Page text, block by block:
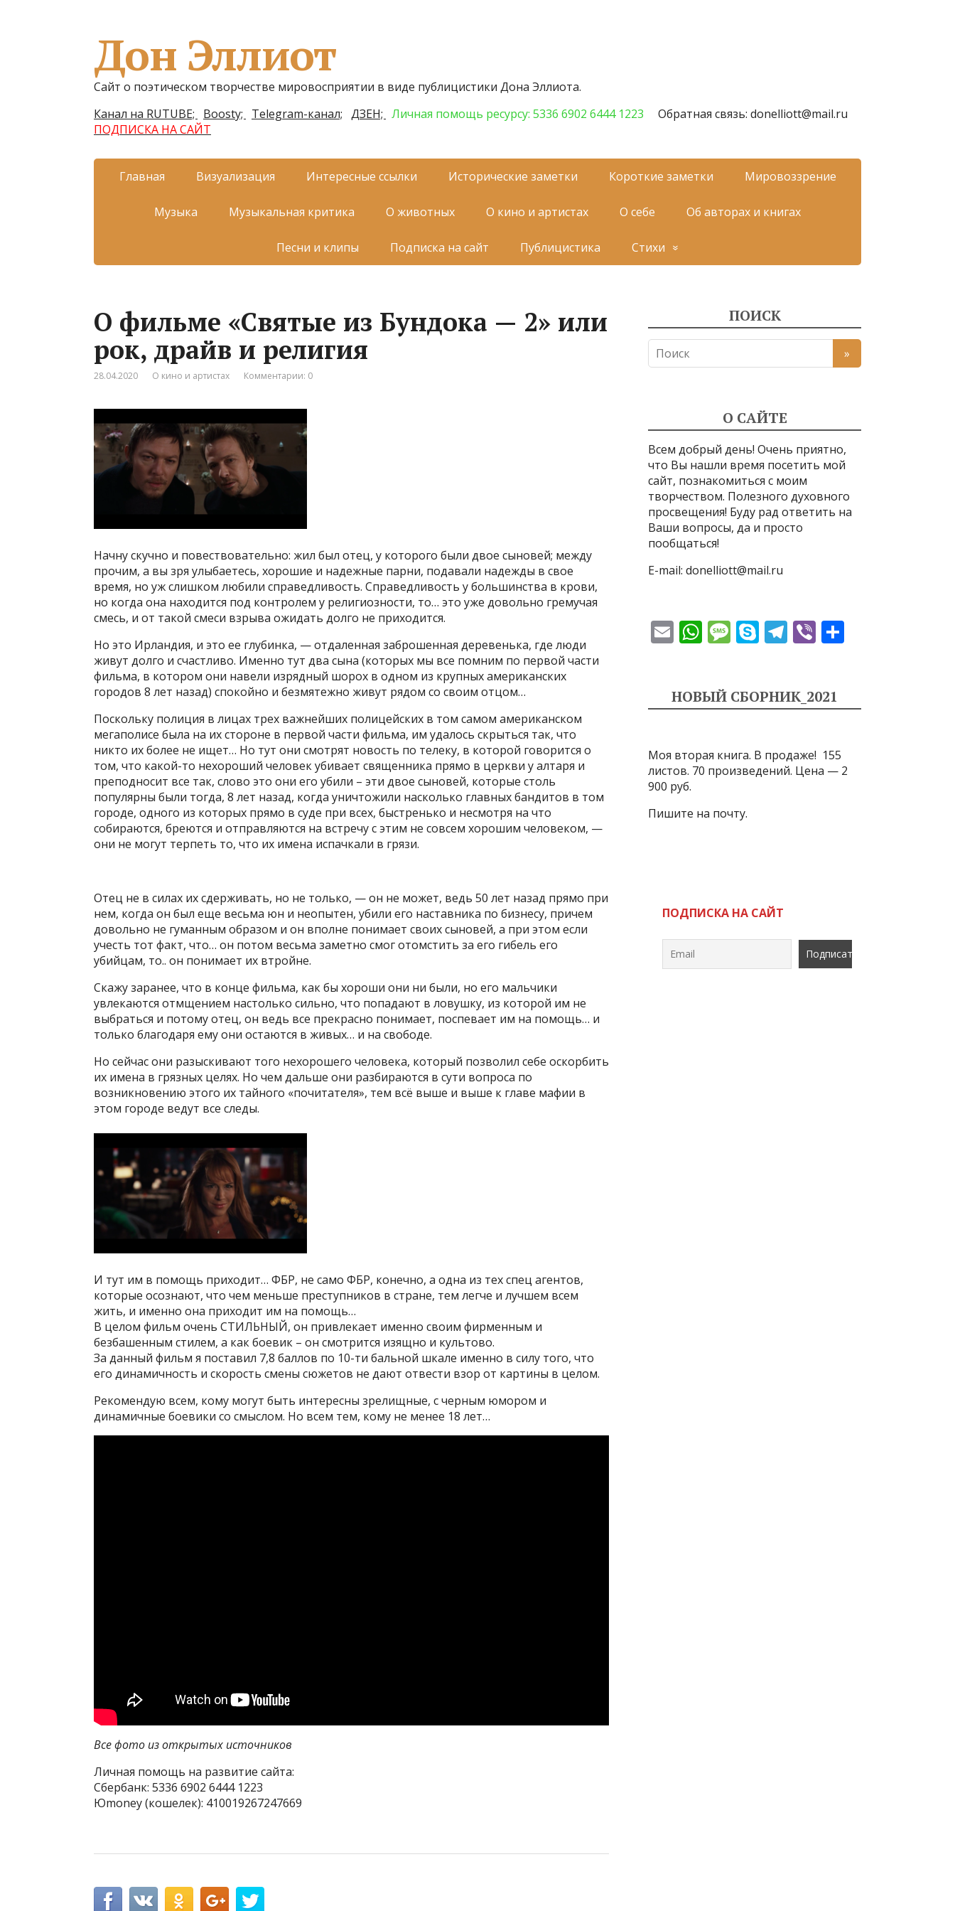
Дон Эллиот
Сайт о поэтическом творчестве мировосприятии в виде публицистики Дона Эллиота.
Канал на RUTUBE;
Boosty; Telegram-канал; ДЗЕН; Личная помощь ресурсу: 5336 6902 6444 1223
Обратная связь: donelliott@mail.ru
ПОДПИСКА НА САЙТ
Главная Визуализация Интересные ссылки Исторические заметки Короткие заметки Мировоззрение
Музыка Музыкальная критика О животных О кино и артистах О себе Об авторах и книгах
Песни и клипы Подписка на сайт Публицистика Стихи
О фильме «Святые из Бундока — 2» или
рок, драйв и религия
28.04.2020 О кино и артистах Комментарии: 0
Начну скучно и повествовательно: жил был отец, у которого были двое сыновей; между
прочим, а вы зря улыбаетесь, хорошие и надежные парни, подавали надежды в свое
время, но уж слишком любили справедливость. Справедливость у большинства в крови,
но когда она находится под контролем у религиозности, то… это уже довольно гремучая
смесь, и от такой смеси взрыва ожидать долго не приходится.
Но это Ирландия, и это ее глубинка, — отдаленная заброшенная деревенька, где люди
живут долго и счастливо. Именно тут два сына (которых мы все помним по первой части
фильма, в котором они навели изрядный шорох в одном из крупных американских
городов 8 лет назад) спокойно и безмятежно живут рядом со своим отцом…
Поскольку полиция в лицах трех важнейших полицейских в том самом американском
мегаполисе была на их стороне в первой части фильма, им удалось скрыться так, что
никто их более не ищет… Но тут они смотрят новость по телеку, в которой говорится о
том, что какой-то нехороший человек убивает священника прямо в церкви у алтаря и
преподносит все так, слово это они его убили – эти двое сыновей, которые столь
популярны были тогда, 8 лет назад, когда уничтожили насколько главных бандитов в том
городе, одного из которых прямо в суде при всех, быстренько и несмотря на что
собираются, бреются и отправляются на встречу с этим не совсем хорошим человеком, —
они не могут терпеть то, что их имена испачкали в грязи.
Отец не в силах их сдерживать, но не только, — он не может, ведь 50 лет назад прямо при
нем, когда он был еще весьма юн и неопытен, убили его наставника по бизнесу, причем
довольно не гуманным образом и он вполне понимает своих сыновей, а при этом если
учесть тот факт, что… он потом весьма заметно смог отомстить за его гибель его
убийцам, то.. он понимает их втройне.
Скажу заранее, что в конце фильма, как бы хороши они ни были, но его мальчики
увлекаются отмщением настолько сильно, что попадают в ловушку, из которой им не
выбраться и потому отец, он ведь все прекрасно понимает, поспевает им на помощь… и
только благодаря ему они остаются в живых… и на свободе.
Но сейчас они разыскивают того нехорошего человека, который позволил себе оскорбить
их имена в грязных целях. Но чем дальше они разбираются в сути вопроса по
возникновению этого их тайного «почитателя», тем всё выше и выше к главе мафии в
этом городе ведут все следы.
И тут им в помощь приходит… ФБР, не само ФБР, конечно, а одна из тех спец агентов,
которые осознают, что чем меньше преступников в стране, тем легче и лучшем всем
жить, и именно она приходит им на помощь…
В целом фильм очень СТИЛЬНЫЙ, он привлекает именно своим фирменным и
безбашенным стилем, а как боевик – он смотрится изящно и культово.
За данный фильм я поставил 7,8 баллов по 10-ти бальной шкале именно в силу того, что
его динамичность и скорость смены сюжетов не дают отвести взор от картины в целом.
Рекомендую всем, кому могут быть интересны зрелищные, с черным юмором и
динамичные боевики со смыслом. Но всем тем, кому не менее 18 лет…
Все фото из открытых источников
Личная помощь на развитие сайта:
Сбербанк: 5336 6902 6444 1223
Юmoney (кошелек): 410019267247669
ПОИСК
О САЙТЕ
Всем добрый день! Очень приятно,
что Вы нашли время посетить мой
сайт, познакомиться с моим
творчеством. Полезного духовного
просвещения! Буду рад ответить на
Ваши вопросы, да и просто
пообщаться!
E-mail: donelliott@mail.ru
E
l
W
s
p
p
M
a
e
S
p
T
gr
m
Vi
р
и
НОВЫЙ СБОРНИК_2021
Моя вторая книга. В продаже! 155
листов. 70 произведений. Цена — 2
900 руб.
Пишите на почту.
ПОДПИСКА НА САЙТ